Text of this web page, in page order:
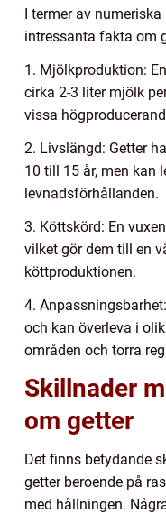
I termer av
intressanta fakta om
1. Mjölkproduktion:
cirka 2-3 liter mjölk
vissa
2. Livslängd: Getter
10 till 15 år, men kan
levnadsförhållanden.
3. Köttskörd: En
vilket gör dem till en
köttproduktionen.
4.
och kan överleva i
områden och torra
Skillnader
om getter
Det finns betydande
getter beroende på
med hållningen.